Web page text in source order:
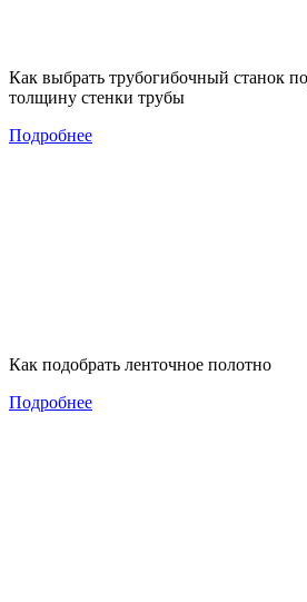
Как выбрать трубогибочный станок
толщину стенки трубы
Подробнее
Как подобрать ленточное полотно
Подробнее